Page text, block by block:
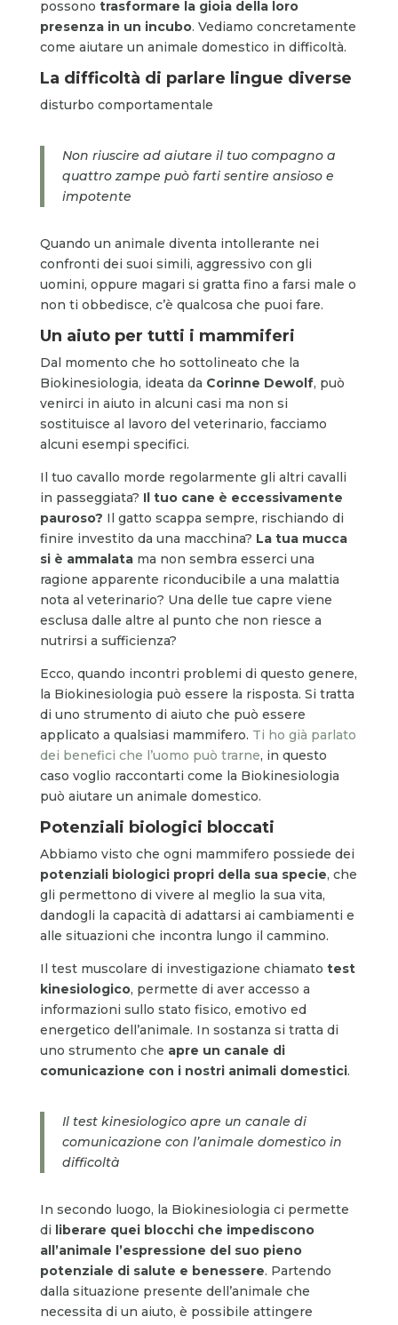
possono trasformare la gioia della loro
presenza in un incubo. Vediamo concretamente
come aiutare un animale domestico in difficoltà.
La difficoltà di parlare lingue diverse
disturbo comportamentale
Non riuscire ad aiutare il tuo compagno a
quattro zampe può farti sentire ansioso e
impotente
Quando un animale diventa intollerante nei
confronti dei suoi simili, aggressivo con gli
uomini, oppure magari si gratta fino a farsi male o
non ti obbedisce, c’è qualcosa che puoi fare.
Un aiuto per tutti i mammiferi
Dal momento che ho sottolineato che la
Biokinesiologia, ideata da Corinne Dewolf, può
venirci in aiuto in alcuni casi ma non si
sostituisce al lavoro del veterinario, facciamo
alcuni esempi specifici.
Il tuo cavallo morde regolarmente gli altri cavalli
in passeggiata? Il tuo cane è eccessivamente
pauroso? Il gatto scappa sempre, rischiando di
finire investito da una macchina? La tua mucca
si è ammalatama non sembra esserci una
ragione apparente riconducibile a una malattia
nota al veterinario? Una delle tue capre viene
esclusa dalle altre al punto che non riesce a
nutrirsi a sufficienza?
Ecco, quando incontri problemi di questo genere,
la Biokinesiologia può essere la risposta. Si tratta
di uno strumento di aiuto che può essere
applicato a qualsiasi mammifero. Ti ho già parlato
dei benefici che l’uomo può trarne, in questo
caso voglio raccontarti come la Biokinesiologia
può aiutare un animale domestico.
Potenziali biologici bloccati
Abbiamo visto che ogni mammifero possiede dei
potenziali biologici propri della sua specie, che
gli permettono di vivere al meglio la sua vita,
dandogli la capacità di adattarsi ai cambiamenti e
alle situazioni che incontra lungo il cammino.
Il test muscolare di investigazione chiamato test
kinesiologico, permette di aver accesso a
informazioni sullo stato fisico, emotivo ed
energetico dell’animale. In sostanza si tratta di
uno strumento che apre un canale di
comunicazione con i nostri animali domestici.
Il test kinesiologico apre un canale di
comunicazione con l’animale domestico in
difficoltà
In secondo luogo, la Biokinesiologia ci permette
di liberare quei blocchi che impediscono
all’animale l’espressione del suo pieno
potenziale di salute e benessere. Partendo
dalla situazione presente dell’animale che
necessita di un aiuto, è possibile attingere